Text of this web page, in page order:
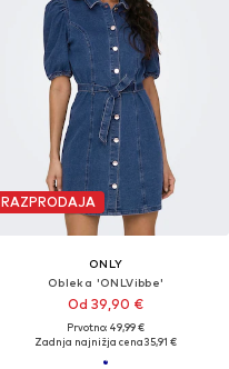
RAZPRODAJA
ONLY
Obleka 'ONLVibbe'
Od 39,90 €
Prvotno: 49,99 €
Zadnja najnižja cena35,91 €